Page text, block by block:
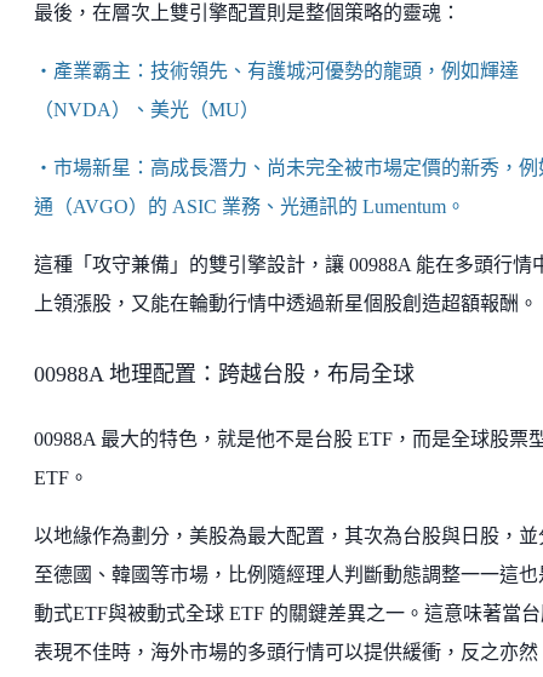
最後，在層次上雙引擎配置則是整個策略的靈魂：
・產業霸主：技術領先、有護城河優勢的龍頭，例如輝達
（NVDA）、美光（MU）
・市場新星：高成長潛力、尚未完全被市場定價的新秀，例
通（AVGO）的 ASIC 業務、光通訊的 Lumentum。
這種「攻守兼備」的雙引擎設計，讓 00988A 能在多頭行情
上領漲股，又能在輪動行情中透過新星個股創造超額報酬。
00988A 地理配置：跨越台股，布局全球
00988A 最大的特色，就是他不是台股 ETF，而是全球股票
ETF。
以地緣作為劃分，美股為最大配置，其次為台股與日股，並
至德國、韓國等市場，比例隨經理人判斷動態調整一一這也
動式ETF與被動式全球 ETF 的關鍵差異之一。這意味著當
表現不佳時，海外市場的多頭行情可以提供緩衝，反之亦然